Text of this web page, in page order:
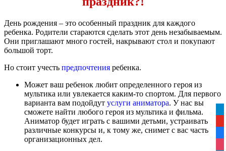
День рождения – это особенный праздник для каждого
ребенка. Родители стараются сделать этот день незабываемым.
Они приглашают много гостей, накрывают стол и покупают
большой торт.
Но стоит учесть предпочтения ребенка.
Может ваш ребенок любит определенного героя из
мультика или увлекается каким-то спортом. Для первого
варианта вам подойдут услуги аниматора. У нас вы
сможете найти любого героя из мультика и фильма.
Аниматор будет играть с вашими детьми, устраивать
различные конкурсы и, к тому же, снимет с вас часть
организационных дел.